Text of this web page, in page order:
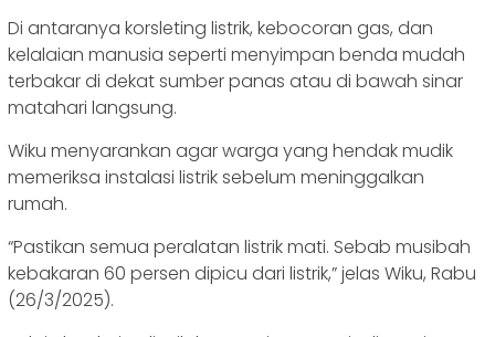
Di antaranya korsleting listrik, kebocoran gas, dan
kelalaian manusia seperti menyimpan benda mudah
terbakar di dekat sumber panas atau di bawah sinar
matahari langsung.
Wiku menyarankan agar warga yang hendak mudik
memeriksa instalasi listrik sebelum meninggalkan
rumah.
“Pastikan semua peralatan listrik mati. Sebab musibah
kebakaran 60 persen dipicu dari listrik,” jelas Wiku, Rabu
(26/3/2025).